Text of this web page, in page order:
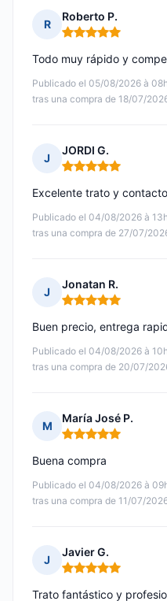
R
Roberto P.
Nota: 5 de 5
Publicado el 05/08/2026 à
tras una compra de 18/07/
Todo muy rápido y
J
JORDI G.
Nota: 5 de 5
Publicado el 04/08/2026 à
tras una compra de 27/07/
Excelente trato y
J
Jonatan R.
Nota: 5 de 5
Publicado el 04/08/2026 à
tras una compra de 20/07/
Buen precio, entrega
M
María José P.
Nota: 5 de 5
Publicado el 04/08/2026 à
tras una compra de 11/07/
Buena compra
J
Javier G.
Nota: 5 de 5
Trato fantástico y